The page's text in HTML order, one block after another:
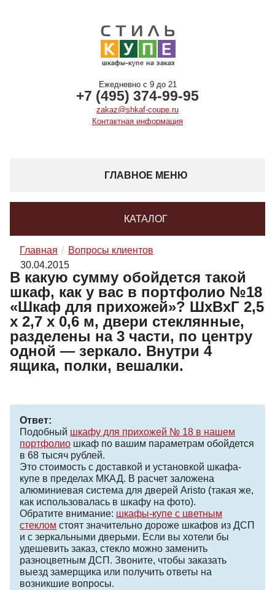
Ежедневно с 9 до 21
+7 (495) 374-99-95
zakaz@shkaf-coupe.ru
Контактная информация
ГЛАВНОЕ МЕНЮ
КАТАЛОГ
Главная
Вопросы клиентов
30.04.2015
В какую сумму обойдется такой
шкаф, как у вас в портфолио №18
«Шкаф для прихожей»? ШхВхГ 2,5
х 2,7 х 0,6 м, двери стеклянные,
разделены на 3 части, по центру
одной — зеркало. Внутри 4
ящика, полки, вешалки.
Ответ:
Подобный шкафу для прихожей № 18 в нашем
портфолио шкаф по вашим параметрам обойдется
в 68 тысяч рублей.
Это стоимость с доставкой и установкой шкафа-
купе в пределах МКАД. В расчет заложена
алюминиевая система для дверей Aristo (такая же,
как использовалась в шкафу на фото).
Обратите внимание: шкафы-купе с цветным
стеклом стоят значительно дороже шкафов из ДСП
и с зеркальными дверьми. Если вы хотели бы
удешевить заказ, стекло можно заменить
разноцветным ДСП. Звоните, чтобы заказать
выезд замерщика или получить ответы на
возникшие вопросы.